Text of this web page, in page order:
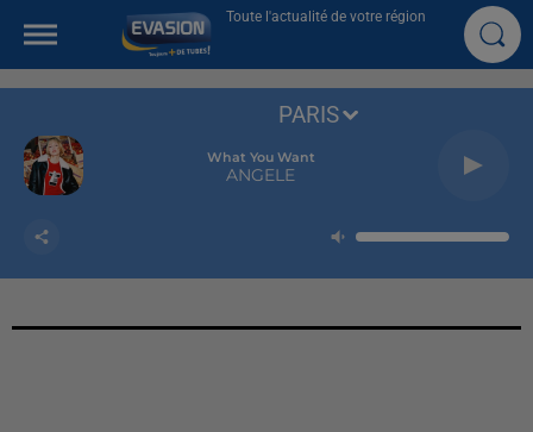
Toute l'actualité de votre région
What You Want
ANGELE
PARIS